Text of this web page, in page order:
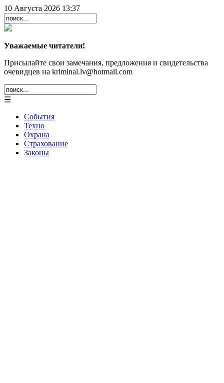
10 Августа 2026 13:37
Уважаемые читатели!
Присылайте свои замечания, предложения и свидетельства
очевидцев на kriminal.lv@hotmail.com
☰
События
Техно
Охрана
Страхование
Законы